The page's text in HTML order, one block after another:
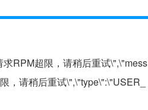
RPM超限，请稍后重试\",\"mess
，请稍后重试\",\"type\":\"USER_